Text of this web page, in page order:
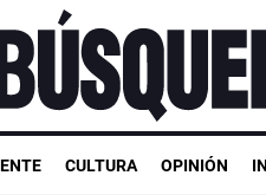
CULTURA OPINIÓN